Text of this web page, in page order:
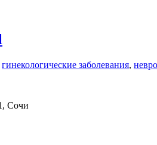
гинекологические заболевания,
Сочи